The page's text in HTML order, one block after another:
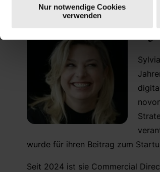
Nur notwendige Cookies
verwenden
wurde für ihren Beitrag zum
Seit 2024 ist sie Commercial